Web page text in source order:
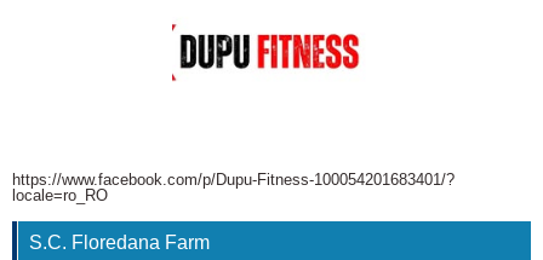
https://www.facebook.com/p/Dupu-Fitness-100054201683401/?
locale=ro_RO
S.C. Floredana Farm